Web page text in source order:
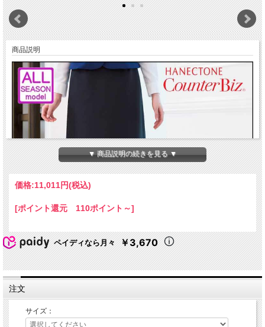
商品説明
★ 関連シリーズを全て見る
▼ 商品説明の続きを見る ▼
価格:11,011円(税込)
[ポイント還元 110ポイント～]
ペイディなら月々 ￥3,670
注文
サイズ：